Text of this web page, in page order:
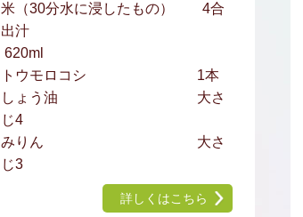
米（30分水に浸したもの） 4合
出汁
620ml
トウモロコシ 1本
しょう油 大さ
じ4
みりん 大さ
じ3
詳しくはこちら